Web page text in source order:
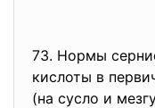
73. Нормы
кислоты в
(на сусло и